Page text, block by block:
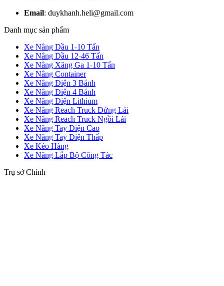
Email: duykhanh.heli@gmail.com
Danh mục sản phẩm
Xe Nâng Dầu 1-10 Tấn
Xe Nâng Dầu 12-46 Tấn
Xe Nâng Xăng Ga 1-10 Tấn
Xe Nâng Container
Xe Nâng Điện 3 Bánh
Xe Nâng Điện 4 Bánh
Xe Nâng Điện Lithium
Xe Nâng Reach Truck Đứng Lái
Xe Nâng Reach Truck Ngồi Lái
Xe Nâng Tay Điện Cao
Xe Nâng Tay Điện Thấp
Xe Kéo Hàng
Xe Nâng Lắp Bộ Công Tác
Trụ sở Chính